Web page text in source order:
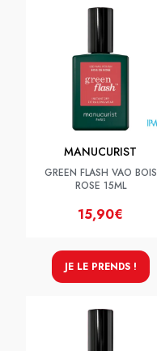
MANUCURIST
GREEN FLASH VAO BOIS
ROSE 15ML
15,90€
JE LE PRENDS !